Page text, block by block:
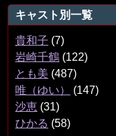
キャスト別一覧
貴和子 (7)
岩崎千鶴 (122)
とも美 (487)
唯（ゆい）
(147)
沙恵 (31)
ひかる (58)